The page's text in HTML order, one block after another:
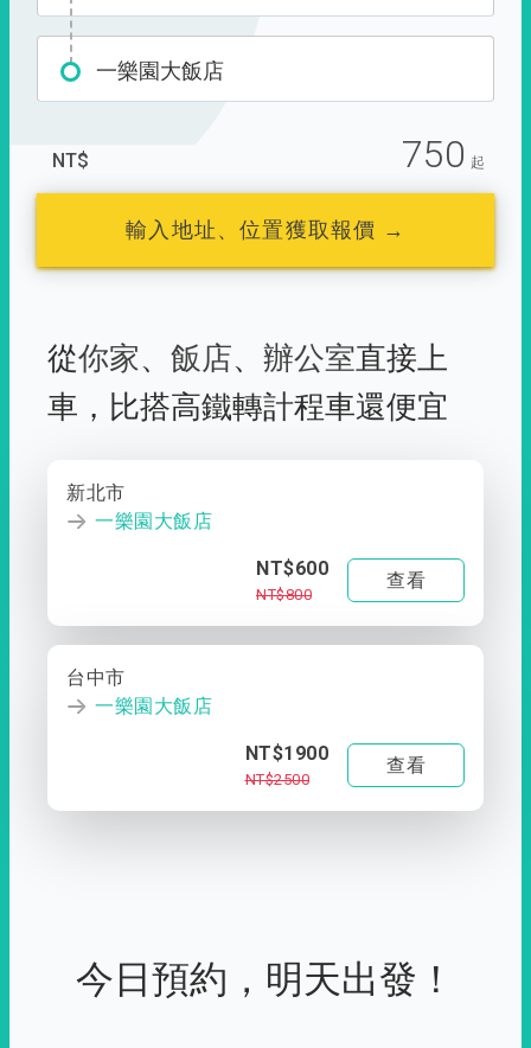
一樂園大飯店
NT$ 750 起
輸入地址、位置獲取報價 →
從你家、 飯店、 辦公室直接上
車， 比搭高鐵轉計程車還便宜
新北市
一樂園大飯店
NT$600
NT$800
查看
台中市
一樂園大飯店
NT$1900
NT$2500
查看
今日預約，明天出發！